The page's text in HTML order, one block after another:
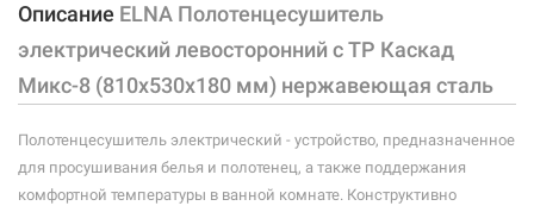
Глубина:
Высота:
Мощность: -
Тип крепления: стационарный
Описание ELNA Полотенцесушитель
электрический левосторонний с ТР Каскад
Микс-8 (810х530х180 мм) нержавеющая сталь
Полотенцесушитель электрический - устройство, предназначенное
для просушивания белья и полотенец, а также поддержания
комфортной температуры в ванной комнате. Конструктивно